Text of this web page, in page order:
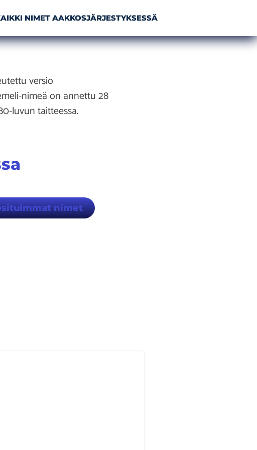
NIMET AAKKOSJÄRJESTYKSESSÄ
versio
nimeä on annettu 28
luvun taitteessa.
nimet